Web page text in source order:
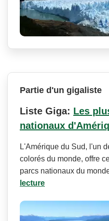
Partie d'un gigaliste
Liste Giga: Les
nationaux
L'Amérique du Sud, l'un
colorés du monde, offre
parcs nationaux du
lecture